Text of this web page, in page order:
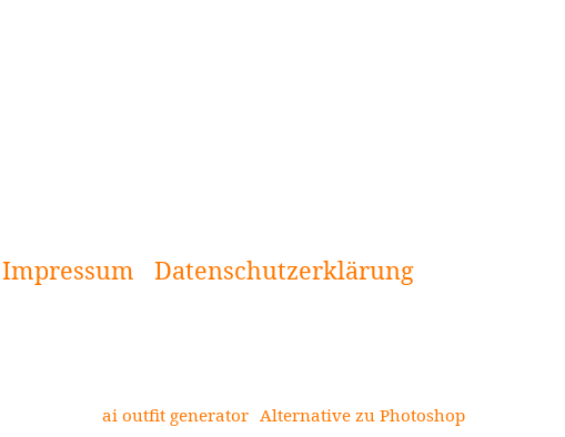
Impressum Datenschutzerklärung
ai outfit generator Alternative zu Photoshop